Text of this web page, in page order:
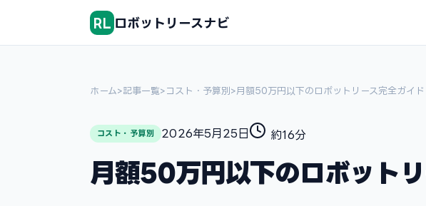
RL ロボットリースナビ
ホーム>記事一覧> コスト・予算別 >月額50万円以下のロボットリース完全ガイ
コスト・予算別 2026年5月25日 約16分
月額50万円以下のロボット